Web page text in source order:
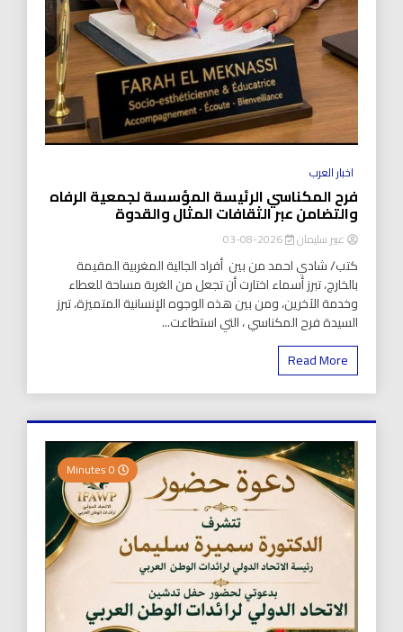
اخبار العرب
فرح المكناسي الرئيسة المؤسسة لجمعية الرفاه
والتضامن عبر الثقافات المثال والقدوة
عبير سليمان 2026-08-03
كتب/ شادي احمد من بين أفراد الجالية المغربية المقيمة
بالخارج، تبرز أسماء اختارت أن تجعل من الغربة مساحة للعطاء
وخدمة الآخرين، ومن بين هذه الوجوه الإنسانية المتميزة، تبرز
السيدة فرح المكناسي ، التي استطاعت...
Read More